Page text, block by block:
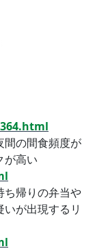
間の間食頻度が
が高い
ち帰りの弁当や
が出現するリ